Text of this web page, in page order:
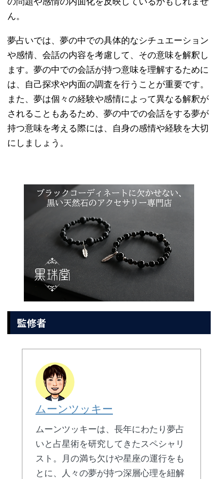
ん。
夢占いでは、夢の中での具体的なシチュエーション
や感情、会話の内容を考慮して、その意味を解釈し
ます。夢の中での会話が持つ意味を理解するために
は、自己探求や内面の調査を行うことが重要です。
また、夢は個々の経験や感情によって異なる解釈が
されることもあるため、夢の中での会話をする夢が
持つ意味を考える際には、自身の感情や経験を大切
にしましょう。
監修者
ムーンツッキー
ムーンツッキーは、長年にわたり夢占
いと占星術を研究してきたスペシャリ
スト。月の満ち欠けや星座の運行をも
とに、人々の夢が持つ深層心理を紐解